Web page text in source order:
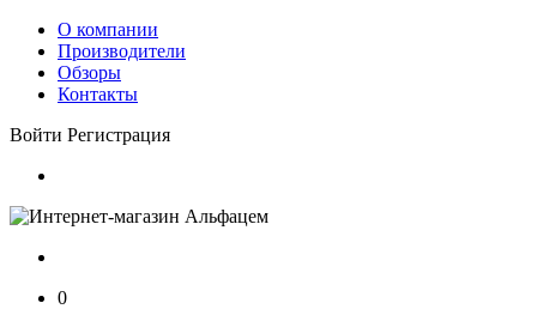
О компании
Производители
Обзоры
Контакты
Войти Регистрация
0